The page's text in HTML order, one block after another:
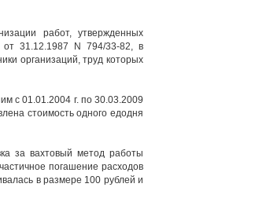
работ, утвержденных
31.12.1987 N 794/33-82, в
организаций, труд которых
с 01.01.2004 г. по 30.03.2009
стоимость одного едодня
за вахтовый метод работы
погашение расходов
в размере 100 рублей и